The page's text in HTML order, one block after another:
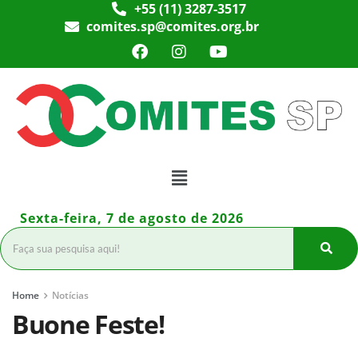
+55 (11) 3287-3517
comites.sp@comites.org.br
Sexta-feira, 7 de agosto de 2026
Home Notícias
Buone Feste!